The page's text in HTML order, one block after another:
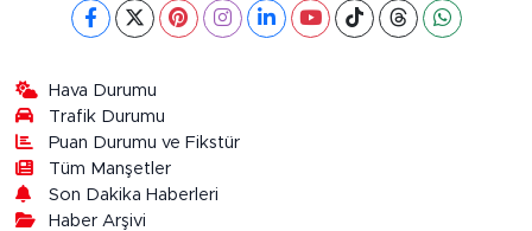
Hava Durumu
Trafik Durumu
Puan Durumu ve Fikstür
Tüm Manşetler
Son Dakika Haberleri
Haber Arşivi